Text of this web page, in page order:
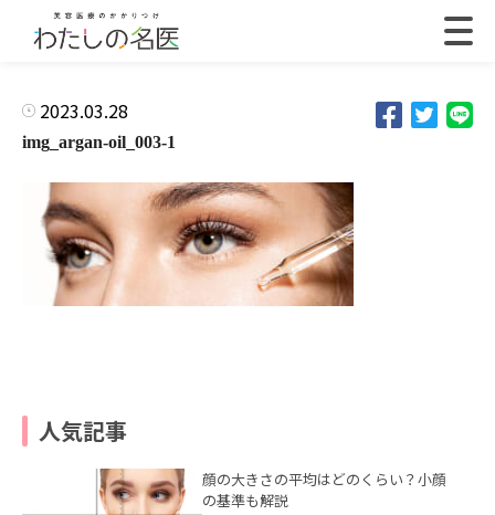
2023.03.28
img_argan-oil_003-1
人気記事
顔の大きさの平均はどのくらい？小顔
の基準も解説